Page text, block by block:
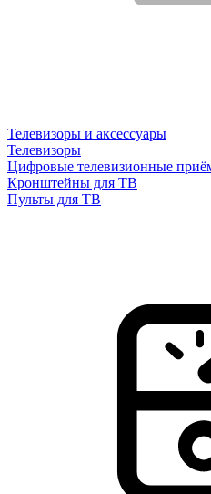
Телевизоры и аксессуары
Телевизоры
Цифровые телевизионные
Кронштейны для ТВ
Пульты для ТВ